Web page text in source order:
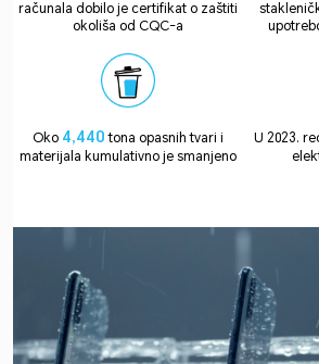
računala dobilo je certifikat o zaštiti
okoliša od CQC-a
Oko 4,440 tona opasnih tvari i
materijala kumulativno je smanjeno
U 2023.